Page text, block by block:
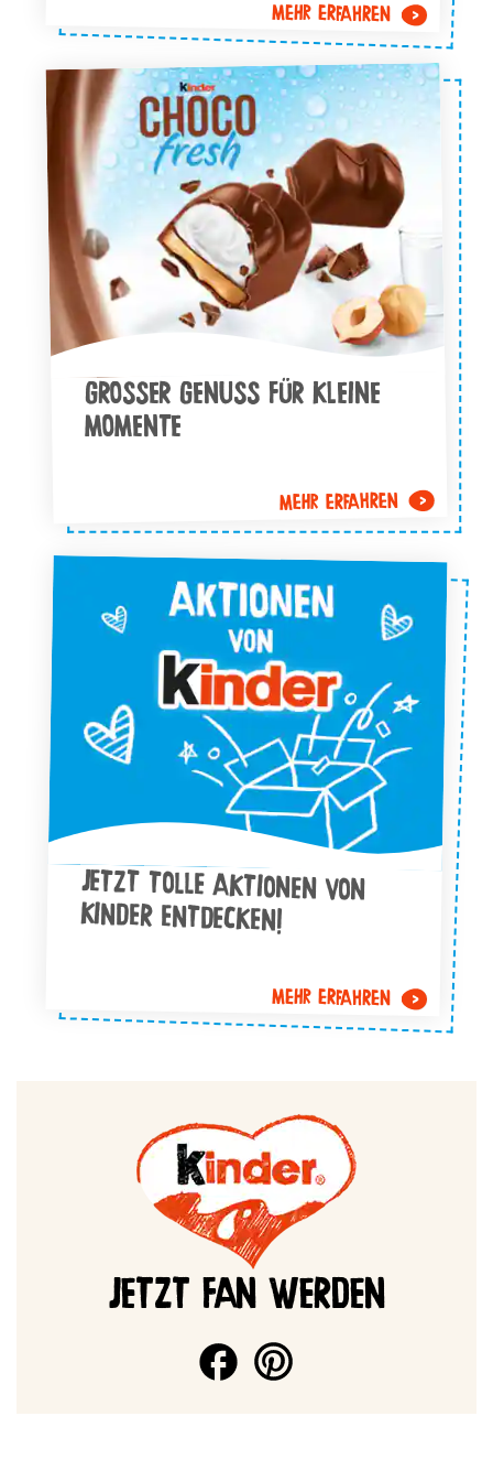
MEHR ERFAHREN
GROSSER GENUSS FÜR KLEINE M
OMENTE
MEHR ERFAHREN
JETZT TOLLE AKTIONEN VON
KINDER ENTDECKEN!
MEHR ERFAHREN
JETZT FAN WERDEN